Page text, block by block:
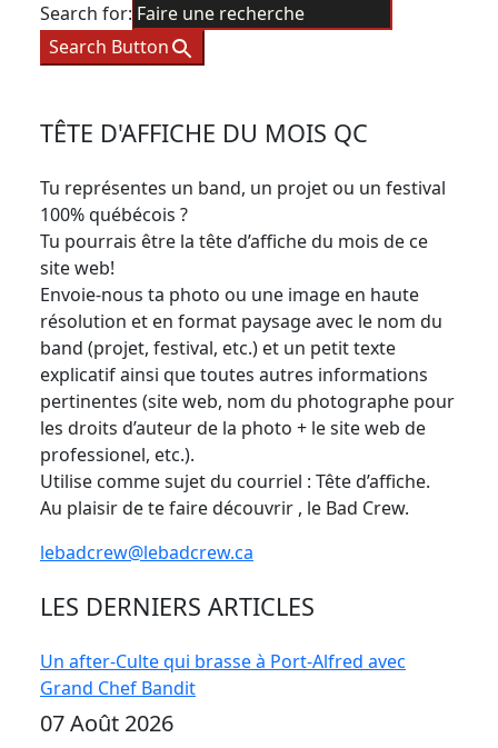
Search for:
Search Button
TÊTE D'AFFICHE DU MOIS QC
Tu représentes un band, un projet ou un festival
100% québécois ?
Tu pourrais être la tête d’affiche du mois de ce
site web!
Envoie-nous ta photo ou une image en haute
résolution et en format paysage avec le nom du
band (projet, festival, etc.) et un petit texte
explicatif ainsi que toutes autres informations
pertinentes (site web, nom du photographe pour
les droits d’auteur de la photo + le site web de
professionel, etc.).
Utilise comme sujet du courriel : Tête d’affiche.
Au plaisir de te faire découvrir , le Bad Crew.
lebadcrew@lebadcrew.ca
LES DERNIERS ARTICLES
Un after-Culte qui brasse à Port-Alfred avec
Grand Chef Bandit
07 Août 2026